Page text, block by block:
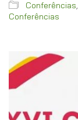
Conferências,
Conferências